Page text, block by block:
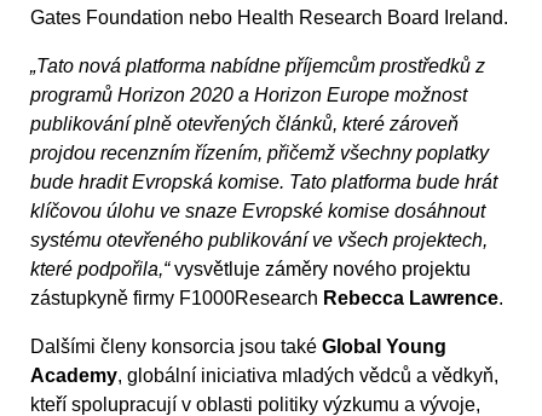
Gates Foundation nebo Health Research Board Ireland.
„Tato nová platforma nabídne příjemcům prostředků z
programů Horizon 2020 a Horizon Europe možnost
publikování plně otevřených článků, které zároveň
projdou recenzním řízením, přičemž všechny poplatky
bude hradit Evropská komise. Tato platforma bude hrát
klíčovou úlohu ve snaze Evropské komise dosáhnout
systému otevřeného publikování ve všech projektech,
které podpořila,“vysvětluje záměry nového projektu
zástupkyně firmy F1000Research Rebecca Lawrence.
Dalšími členy konsorcia jsou také Global Young
Academy, globální iniciativa mladých vědců a vědkyň,
kteří spolupracují v oblasti politiky výzkumu a vývoje,